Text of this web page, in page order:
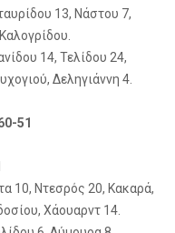
13, Νάστου 7,
14, Τελίδου 24,
Δεληγιάννη 4.
51
10, Ντεσρός 20, Κακαρά,
Χάουαρντ 14.